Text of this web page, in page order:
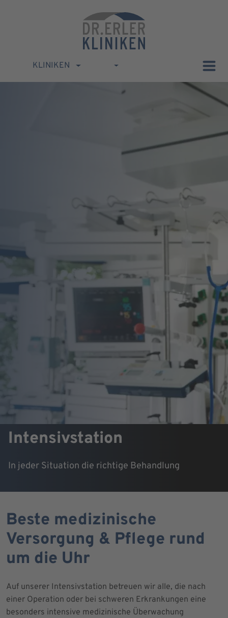
KLINIKEN
Intensivstation
In jeder Situation die richtige Behandlung
Beste medizinische
Versorgung & Pflege rund
um die Uhr
Auf unserer Intensivstation betreuen wir alle, die nach
einer Operation oder bei schweren Erkrankungen eine
besonders intensive medizinische Überwachung